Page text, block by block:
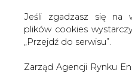
Jeśli zgadzasz się na
plików cookies
„Przejdź do serwisu”.
Zarząd Agencji Rynku